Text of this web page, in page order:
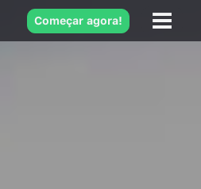
Começar agora!